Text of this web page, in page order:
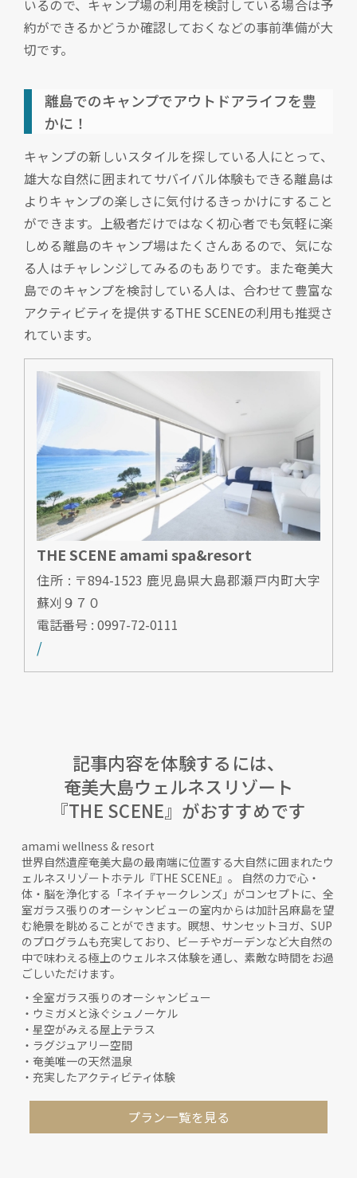
いるので、キャンプ場の利用を検討している場合は予
約ができるかどうか確認しておくなどの事前準備が大
切です。
離島でのキャンプでアウトドアライフを豊
かに！
キャンプの新しいスタイルを探している人にとって、
雄大な自然に囲まれてサバイバル体験もできる離島は
よりキャンプの楽しさに気付けるきっかけにすること
ができます。上級者だけではなく初心者でも気軽に楽
しめる離島のキャンプ場はたくさんあるので、気にな
る人はチャレンジしてみるのもありです。また奄美大
島でのキャンプを検討している人は、合わせて豊富な
アクティビティを提供するTHE SCENEの利用も推奨さ
れています。
THE SCENE amami spa&resort
住所 : 〒894-1523 鹿児島県大島郡瀬戸内町大字
蘇刈９７０
電話番号 : 0997-72-0111
/
記事内容を体験するには、
奄美大島ウェルネスリゾート
『THE SCENE』がおすすめです
amami wellness & resort
世界自然遺産奄美大島の最南端に位置する大自然に囲まれたウ
ェルネスリゾートホテル『THE SCENE』。 自然の力で心・
体・脳を浄化する「ネイチャークレンズ」がコンセプトに、全
室ガラス張りのオーシャンビューの室内からは加計呂麻島を望
む絶景を眺めることができます。瞑想、サンセットヨガ、SUP
のプログラムも充実しており、ビーチやガーデンなど大自然の
中で味わえる極上のウェルネス体験を通し、素敵な時間をお過
ごしいただけます。
・全室ガラス張りのオーシャンビュー
・ウミガメと泳ぐシュノーケル
・星空がみえる屋上テラス
・ラグジュアリー空間
・奄美唯一の天然温泉
・充実したアクティビティ体験
プラン一覧を見る